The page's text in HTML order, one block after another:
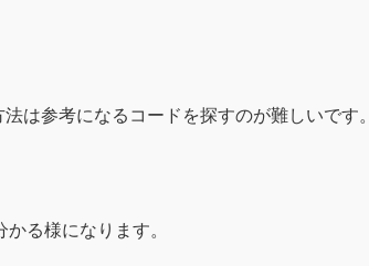
は参考になるコードを探すのが難しいです。
る様になります。